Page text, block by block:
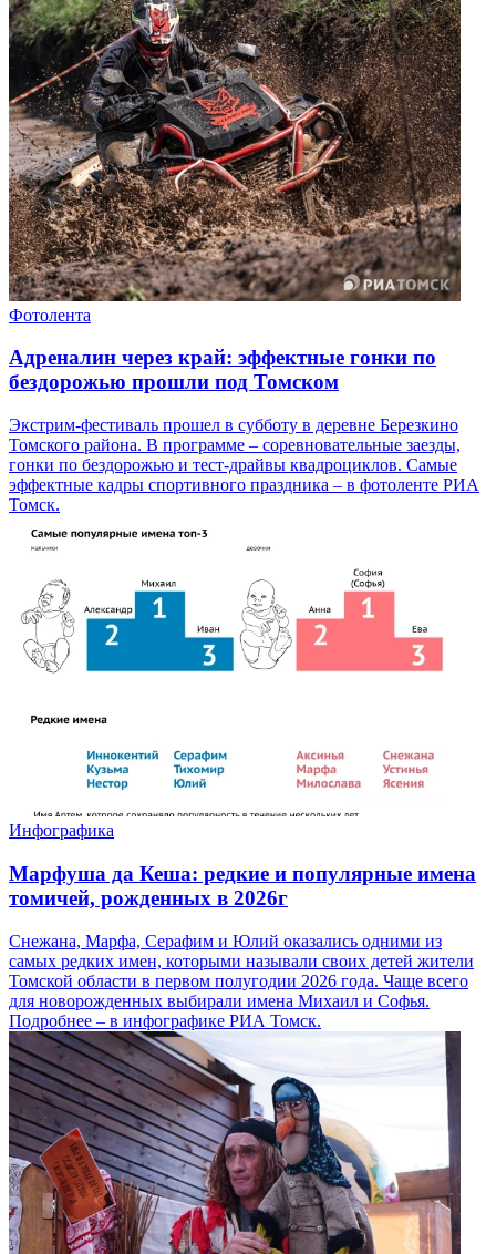
Фотолента
Адреналин через край: эффектные гонки по
бездорожью прошли под Томском
Экстрим-фестиваль прошел в субботу в деревне Березкино
Томского района. В программе – соревновательные заезды,
гонки по бездорожью и тест-драйвы квадроциклов. Самые
эффектные кадры спортивного праздника – в фотоленте РИА
Томск.
Инфографика
Марфуша да Кеша: редкие и популярные имена
томичей, рожденных в 2026г
Снежана, Марфа, Серафим и Юлий оказались одними из
самых редких имен, которыми называли своих детей жители
Томской области в первом полугодии 2026 года. Чаще всего
для новорожденных выбирали имена Михаил и Софья.
Подробнее – в инфографике РИА Томск.